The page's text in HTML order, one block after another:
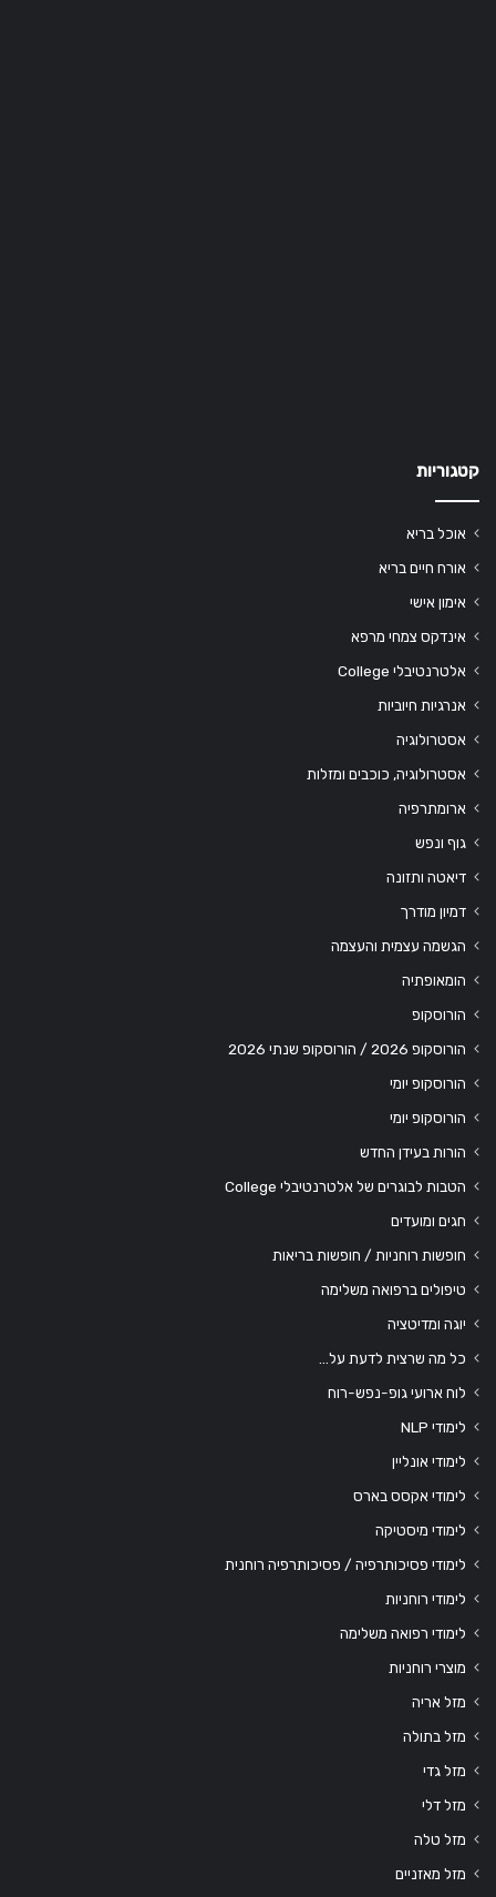
קטגוריות
אוכל בריא
אורח חיים בריא
אימון אישי
אינדקס צמחי מרפא
אלטרנטיבלי College
אנרגיות חיוביות
אסטרולוגיה
אסטרולוגיה, כוכבים ומזלות
ארומתרפיה
גוף ונפש
דיאטה ותזונה
דמיון מודרך
הגשמה עצמית והעצמה
הומאופתיה
הורוסקופ
הורוסקופ 2026 / הורוסקופ שנתי 2026
הורוסקופ יומי
הורוסקופ יומי
הורות בעידן החדש
הטבות לבוגרים של אלטרנטיבלי College
חגים ומועדים
חופשות רוחניות / חופשות בריאות
טיפולים ברפואה משלימה
יוגה ומדיטציה
כל מה שרצית לדעת על…
לוח ארועי גופ-נפש-רוח
לימודי NLP
לימודי אונליין
לימודי אקסס בארס
לימודי מיסטיקה
לימודי פסיכותרפיה / פסיכותרפיה רוחנית
לימודי רוחניות
לימודי רפואה משלימה
מוצרי רוחניות
מזל אריה
מזל בתולה
מזל גדי
מזל דלי
מזל טלה
מזל מאזניים